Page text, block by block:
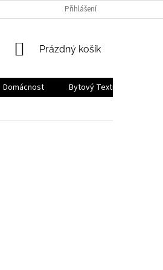
Přihlášení
NÁKUPNÍ
Prázdný košík
Domácnost Bytový Textil